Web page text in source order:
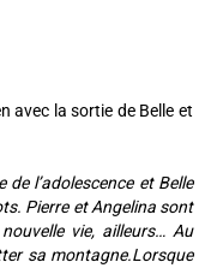
avec la sortie de Belle et
l’adolescence et Belle
Pierre et Angelina sont
vie, ailleurs… Au
sa montagne.Lorsque